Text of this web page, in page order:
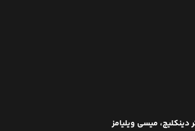
دینکلیج، میسی ویلیامز